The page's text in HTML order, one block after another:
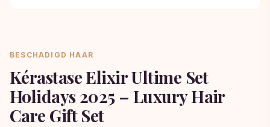
BESCHADIGD HAAR
Kérastase Elixir Ultime Set
Holidays 2025 – Luxury Hair
Care Gift Set